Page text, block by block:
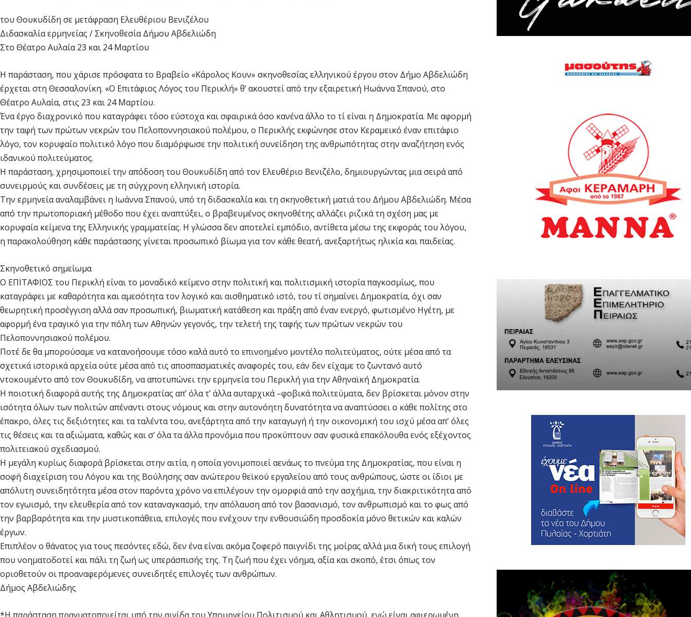
του Θουκυδίδη σε μετάφραση Ελευθέριου Βενιζέλου
Διδασκαλία ερμηνείας / Σκηνοθεσία Δήμου Αβδελιώδη
Στο Θέατρο Αυλαία 23 και 24 Μαρτίου
Η παράσταση, που χάρισε πρόσφατα το Βραβείο «Κάρολος Κουν» σκηνοθεσίας ελληνικού έργου στον Δήμο Αβδελιώδη
έρχεται στη Θεσσαλονίκη. «Ο Επιτάφιος Λόγος του Περικλή» θ’ ακουστεί από την εξαιρετική Ηωάννα Σπανού, στο
Θέατρο Αυλαία, στις 23 και 24 Μαρτίου.
Ένα έργο διαχρονικό που καταγράφει τόσο εύστοχα και σφαιρικά όσο κανένα άλλο το τί είναι η Δημοκρατία. Με αφορμή
την ταφή των πρώτων νεκρών του Πελοποννησιακού πολέμου, ο Περικλής εκφώνησε στον Κεραμεικό έναν επιτάφιο
λόγο, τον κορυφαίο πολιτικό λόγο που διαμόρφωσε την πολιτική συνείδηση της ανθρωπότητας στην αναζήτηση ενός
ιδανικού πολιτεύματος.
Η παράσταση, χρησιμοποιεί την απόδοση του Θουκυδίδη από τον Ελευθέριο Βενιζέλο, δημιουργώντας μια σειρά από
συνειρμούς και συνδέσεις με τη σύγχρονη ελληνική ιστορία.
Την ερμηνεία αναλαμβάνει η Ιωάννα Σπανού, υπό τη διδασκαλία και τη σκηνοθετική ματιά του Δήμου Αβδελιώδη. Μέσα
από την πρωτοποριακή μέθοδο που έχει αναπτύξει, ο βραβευμένος σκηνοθέτης αλλάζει ριζικά τη σχέση μας με
κορυφαία κείμενα της Ελληνικής γραμματείας. Η γλώσσα δεν αποτελεί εμπόδιο, αντίθετα μέσω της εκφοράς του λόγου,
η παρακολούθηση κάθε παράστασης γίνεται προσωπικό βίωμα για τον κάθε θεατή, ανεξαρτήτως ηλικία και παιδείας.
Σκηνοθετικό σημείωμα
Ο ΕΠΙΤΑΦΙΟΣ του Περικλή είναι το μοναδικό κείμενο στην πολιτική και πολιτισμική ιστορία παγκοσμίως, που
καταγράφει με καθαρότητα και αμεσότητα τον λογικό και αισθηματικό ιστό, του τί σημαίνει Δημοκρατία, όχι σαν
θεωρητική προσέγγιση αλλά σαν προσωπική, βιωματική κατάθεση και πράξη από έναν ενεργό, φωτισμένο Ηγέτη, με
αφορμή ένα τραγικό για την πόλη των Αθηνών γεγονός, την τελετή της ταφής των πρώτων νεκρών του
Πελοποννησιακού πολέμου.
Ποτέ δε θα μπορούσαμε να κατανοήσουμε τόσο καλά αυτό το επινοημένο μοντέλο πολιτεύματος, ούτε μέσα από τα
σχετικά ιστορικά αρχεία ούτε μέσα από τις αποσπασματικές αναφορές του, εάν δεν είχαμε το ζωντανό αυτό
ντοκουμέντο από τον Θουκυδίδη, να αποτυπώνει την ερμηνεία του Περικλή για την Αθηναϊκή Δημοκρατία.
Η ποιοτική διαφορά αυτής της Δημοκρατίας απ’ όλα τ’ άλλα αυταρχικά –φοβικά πολιτεύματα, δεν βρίσκεται μόνον στην
ισότητα όλων των πολιτών απέναντι στους νόμους και στην αυτονόητη δυνατότητα να αναπτύσσει ο κάθε πολίτης στο
έπακρο, όλες τις δεξιότητες και τα ταλέντα του, ανεξάρτητα από την καταγωγή ή την οικονομική του ισχύ μέσα απ’ όλες
τις θέσεις και τα αξιώματα, καθώς και σ’ όλα τα άλλα προνόμια που προκύπτουν σαν φυσικά επακόλουθα ενός εξέχοντος
πολιτειακού σχεδιασμού.
Η μεγάλη κυρίως διαφορά βρίσκεται στην αιτία, η οποία γονιμοποιεί αενάως το πνεύμα της Δημοκρατίας, που είναι η
σοφή διαχείριση του Λόγου και της Βούλησης σαν ανώτερου θεϊκού εργαλείου από τους ανθρώπους, ώστε οι ίδιοι με
απόλυτη συνειδητότητα μέσα στον παρόντα χρόνο να επιλέγουν την ομορφιά από την ασχήμια, την διακριτικότητα από
τον εγωισμό, την ελευθερία από τον καταναγκασμό, την απόλαυση από τον βασανισμό, τον ανθρωπισμό και το φως από
την βαρβαρότητα και την μυστικοπάθεια, επιλογές που ενέχουν την ενθουσιώδη προσδοκία μόνο θετικών και καλών
έργων.
Επιπλέον ο θάνατος για τους πεσόντες εδώ, δεν ένα είναι ακόμα ζοφερό παιγνίδι της μοίρας αλλά μια δική τους επιλογή
που νοηματοδοτεί και πάλι τη ζωή ως υπεράσπισής της. Τη ζωή που έχει νόημα, αξία και σκοπό, έτσι όπως τον
οριοθετούν οι προαναφερόμενες συνειδητές επιλογές των ανθρώπων.
Δήμος Αβδελιώδης